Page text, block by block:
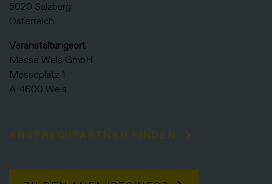
5020 Salzburg
Österreich
Veranstaltungsort
Messe Wels GmbH
Messeplatz 1
A-4600 Wels
ANSPRECHPARTNER FINDEN